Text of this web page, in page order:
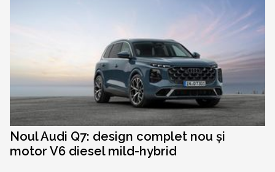
Noul Audi Q7: design complet nou și
motor V6 diesel mild-hybrid